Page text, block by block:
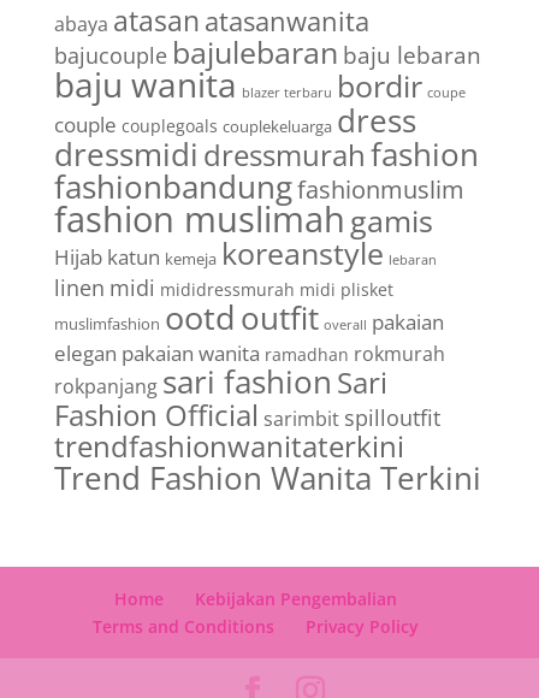
abaya atasan atasanwanita
bajucouple bajulebaran baju lebaran
baju wanita blazer terbaru bordir coupe
couple couplegoals couplekeluarga dress
dressmidi dressmurahfashion
fashionbandungfashionmuslim
fashion muslimah gamis
Hijab katun kemeja koreanstyle lebaran
linen midi mididressmurah midi plisket
muslimfashion ootd outfit overall pakaian
elegan pakaian wanita ramadhan rokmurah
rokpanjang sari fashion Sari
Fashion Official sarimbit spilloutfit
trendfashionwanitaterkini
Trend Fashion Wanita Terkini
Home
Kebijakan Pengembalian
Terms and Conditions
Privacy Policy